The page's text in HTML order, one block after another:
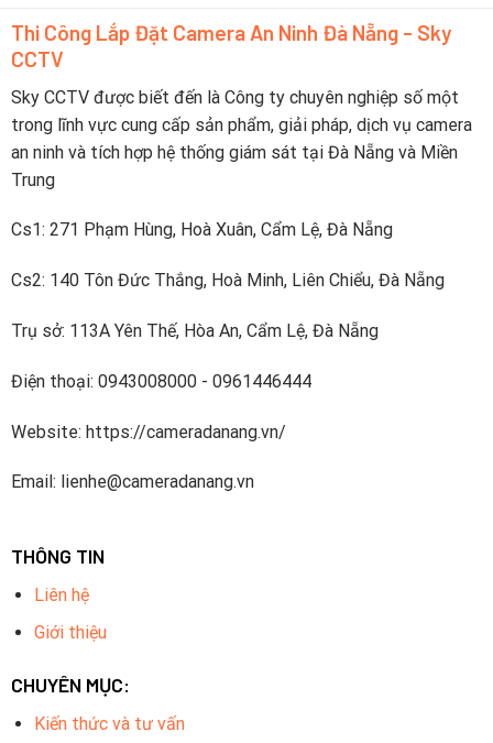
Thi Công Lắp Đặt Camera An Ninh Đà Nẵng - Sky
CCTV
Sky CCTV được biết đến là Công ty chuyên nghiệp số một
trong lĩnh vực cung cấp sản phẩm, giải pháp, dịch vụ camera
an ninh và tích hợp hệ thống giám sát tại Đà Nẵng và Miền
Trung
Cs1: 271 Phạm Hùng, Hoà Xuân, Cẩm Lệ, Đà Nẵng
Cs2: 140 Tôn Đức Thắng, Hoà Minh, Liên Chiểu, Đà Nẵng
Trụ sở: 113A Yên Thế, Hòa An, Cẩm Lệ, Đà Nẵng
Điện thoại: 0943008000 - 0961446444
Website: https://cameradanang.vn/
Email: lienhe@cameradanang.vn
THÔNG TIN
Liên hệ
Giới thiệu
CHUYÊN MỤC:
Kiến thức và tư vấn